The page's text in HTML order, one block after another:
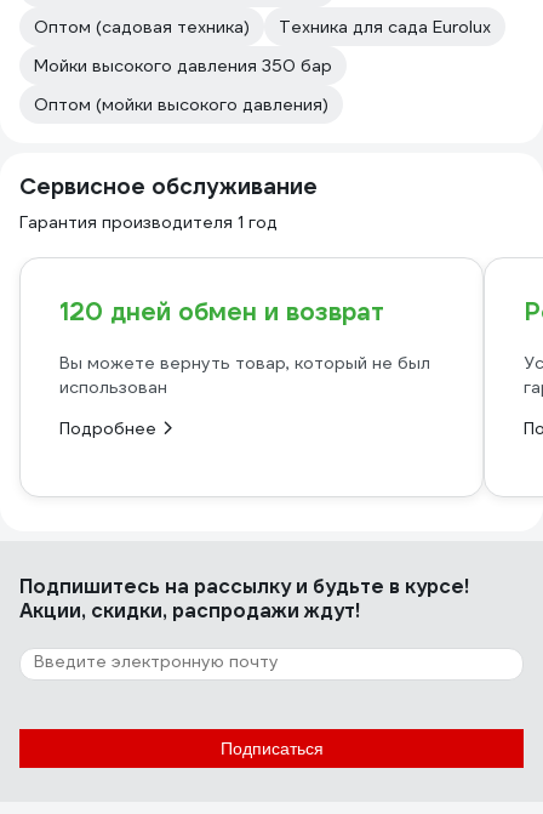
Оптом (садовая техника)
Техника для сада Eurolux
Мойки высокого давления 350 бар
Оптом (мойки высокого давления)
Сервисное обслуживание
Гарантия производителя 1 год
120 дней обмен и возврат
Вы можете вернуть товар, который не был
использован
Подробнее
Подпишитесь на рассылкуи будьте в курсе!
Акции, скидки, распродажи ждут!
Подписаться